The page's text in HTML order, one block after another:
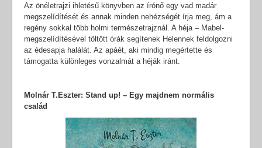
Az önéletrajzi ihletésű könyvben az írónő egy vad madár
megszelídítését és annak minden nehézségét írja meg, ám a
regény sokkal több holmi természetrajznál. A héja – Mabel-
megszelídítésével töltött órák segítenek Helennek feldolgozni
az édesapja halálát. Az apáét, aki mindig megértette és
támogatta különleges vonzalmát a héják iránt.
Molnár T.Eszter: Stand up! – Egy majdnem normális
család